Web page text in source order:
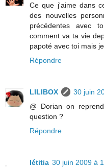
Ce que j'aime dans
des nouvelles
précédentes avec
comment va ta vie
papoté avec toi mais
Répondre
LILIBOX
30 juin
@ Dorian on
question ?
Répondre
létitia 30 juin 2009 à